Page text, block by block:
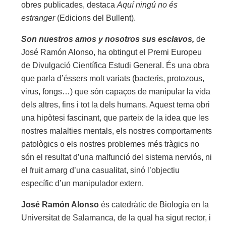
obres publicades, destacaAquí ningú no és
estranger(Edicions del Bullent).
Son nuestros amos y nosotros sus esclavos, de
José Ramón Alonso, ha obtingut el Premi Europeu
de Divulgació Científica Estudi General. És una obra
que parla d’éssers molt variats (bacteris, protozous,
virus, fongs…) que són capaços de manipular la vida
dels altres, fins i tot la dels humans. Aquest tema obri
una hipòtesi fascinant, que parteix de la idea que les
nostres malalties mentals, els nostres comportaments
patològics o els nostres problemes més tràgics no
són el resultat d’una malfunció del sistema nerviós, ni
el fruit amarg d’una casualitat, sinó l’objectiu
específic d’un manipulador extern.
José Ramón Alonso és catedràtic de Biologia en la
Universitat de Salamanca, de la qual ha sigut rector, i